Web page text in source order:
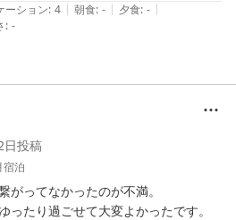
いことをしたい場合は近隣に迷惑をかけ
。
すね。
ーション: 4 | 朝食: - | 夕食: - |
: -
投稿
宿泊
がってなかったのが不満。
ったり過ごせて大変よかったです。